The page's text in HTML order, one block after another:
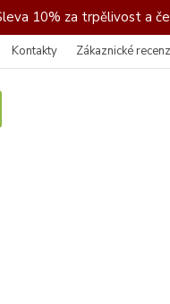
10% za trpělivost a
Kontakty Zákaznické